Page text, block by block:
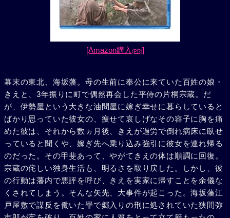
[Amazon購入 (PR)]
幕末の東北、海坂藩。母の生前に奉公に来ていた百姓の娘・
きえと、3年振りに町で偶然再会した平侍の片桐宗蔵。だ
が、伊勢屋という大きな油問屋に嫁ぎ幸せに暮らしていると
ばかり思っていた彼女の、痩せて哀しげなその容子に胸を痛
めた彼は、それから数ヵ月後、きえが過労で倒れ病床に臥せ
っていると聞くや、嫁ぎ先へ乗り込み強引に彼女を連れ帰る
のだった。その甲斐あって、やがてきえの体は順調に回復。
宗蔵の侘しい独身生活も、明るさを取り戻した。しかし、彼
の行動は藩内で悪評を呼び、きえを実家に帰すことを余儀な
くされてしまう。そんな矢先、大事件が起こった。海坂藩江
戸屋敷で謀反を働いた罪で郷入りの刑に処されていた狭間弥